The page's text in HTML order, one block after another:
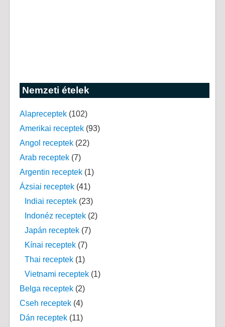
Nemzeti ételek
Alapreceptek(102)
Amerikai receptek(93)
Angol receptek(22)
Arab receptek(7)
Argentin receptek(1)
Ázsiai receptek(41)
Indiai receptek(23)
Indonéz receptek(2)
Japán receptek(7)
Kínai receptek(7)
Thai receptek(1)
Vietnami receptek(1)
Belga receptek(2)
Cseh receptek(4)
Dán receptek(11)